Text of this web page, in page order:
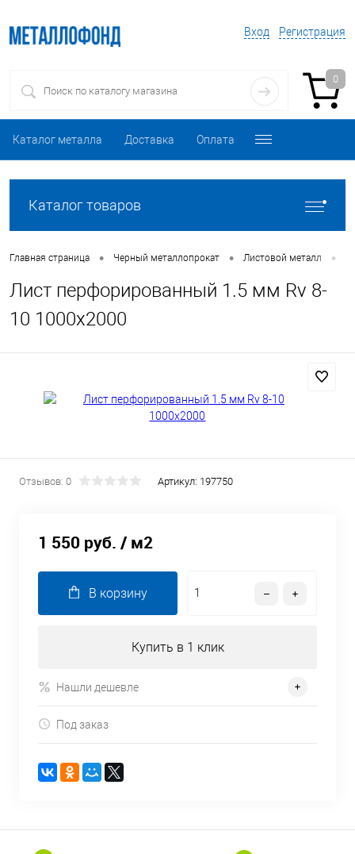
Вход Регистрация
0
Каталог металла Доставка Оплата
Каталог товаров
Главная страница • Черный металлопрокат • Листовой металл •
Лист перфорированный 1.5 мм Rv 8-
10 1000х2000
Отзывов: 0 Артикул: 197750
1 550 руб. / м2
В корзину
Купить в 1 клик
Нашли дешевле
Под заказ